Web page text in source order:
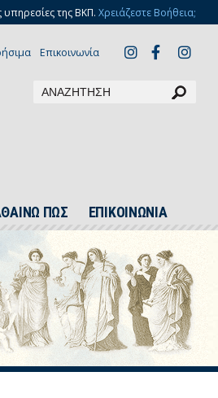
υπηρεσίες της ΒΚΠ. Χρειάζεστε Βοήθεια;
Επικοινωνία
ΠΩΣ ΕΠΙΚΟΙΝΩΝΙΑ